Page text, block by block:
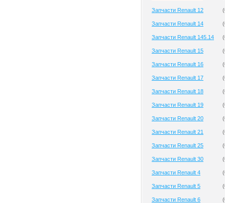
Запчасти Renault 12 (
Запчасти Renault 14 (
Запчасти Renault 145.14 (
Запчасти Renault 15 (
Запчасти Renault 16 (
Запчасти Renault 17 (
Запчасти Renault 18 (
Запчасти Renault 19 (
Запчасти Renault 20 (
Запчасти Renault 21 (
Запчасти Renault 25 (
Запчасти Renault 30 (
Запчасти Renault 4 (
Запчасти Renault 5 (
Запчасти Renault 6 (